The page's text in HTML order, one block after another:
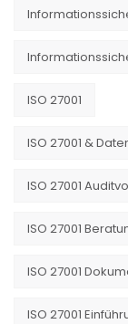
ISO 27001
ISO 27001 &
ISO 27001
ISO 27001
ISO 27001
ISO 27001